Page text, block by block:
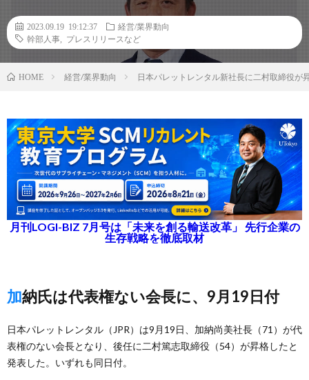
2023.09.19 19:12:37
経営/業界動向
幹部人事
プレスリリースなど
HOME 経営/業界動向 日本パレットレンタル新社長に二村取締役が
月刊LOGI-BIZ 7月号は「未来を創る輸送改革」 先行企業の
生存戦略を徹底取材
加納氏は代表権ない会長に、9月19日付
日本パレットレンタル（JPR）は9月19日、加納尚美社長（71）が代
表権のない会長となり、後任に二村篤志取締役（54）が昇格したと
発表した。いずれも同日付。